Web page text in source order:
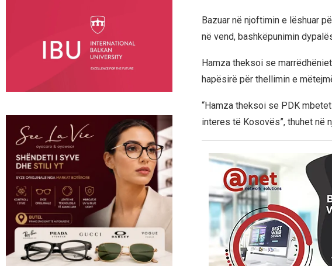
Bazuar në njoftimin e lëshuar
në vend, bashkëpunimin
Hamza theksoi se
hapësirë për thellimin e
“Hamza theksoi se PDK
interes të Kosovës”, thuhet në